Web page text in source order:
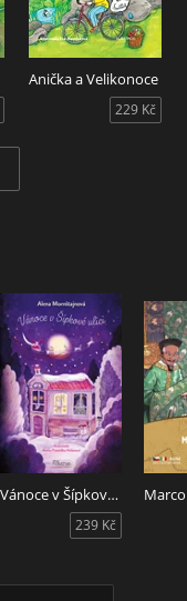
Anička a Velikonoce
229 Kč
Vánoce v Šípkové ulici
239 Kč